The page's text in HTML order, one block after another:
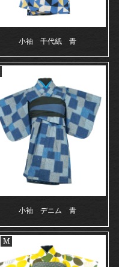
小袖 千代紙 青
小袖 デニム 青
M